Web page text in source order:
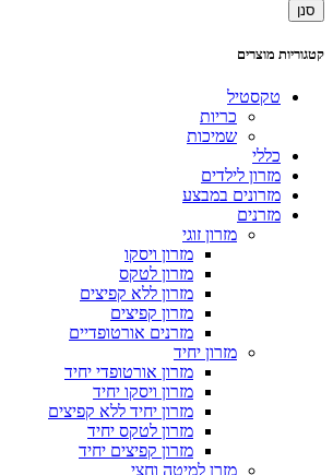
סנן
קטגוריות מוצרים
טקסטיל
כריות
שמיכות
כללי
מזרון לילדים
מזרונים במבצע
מזרנים
מזרון זוגי
מזרון ויסקו
מזרון לטקס
מזרון ללא קפיצים
מזרון קפיצים
מזרנים אורטופדיים
מזרון יחיד
מזרון אורטופדי יחיד
מזרון ויסקו יחיד
מזרון יחיד ללא קפיצים
מזרון לטקס יחיד
מזרון קפיצים יחיד
מזרן למיטה וחצי